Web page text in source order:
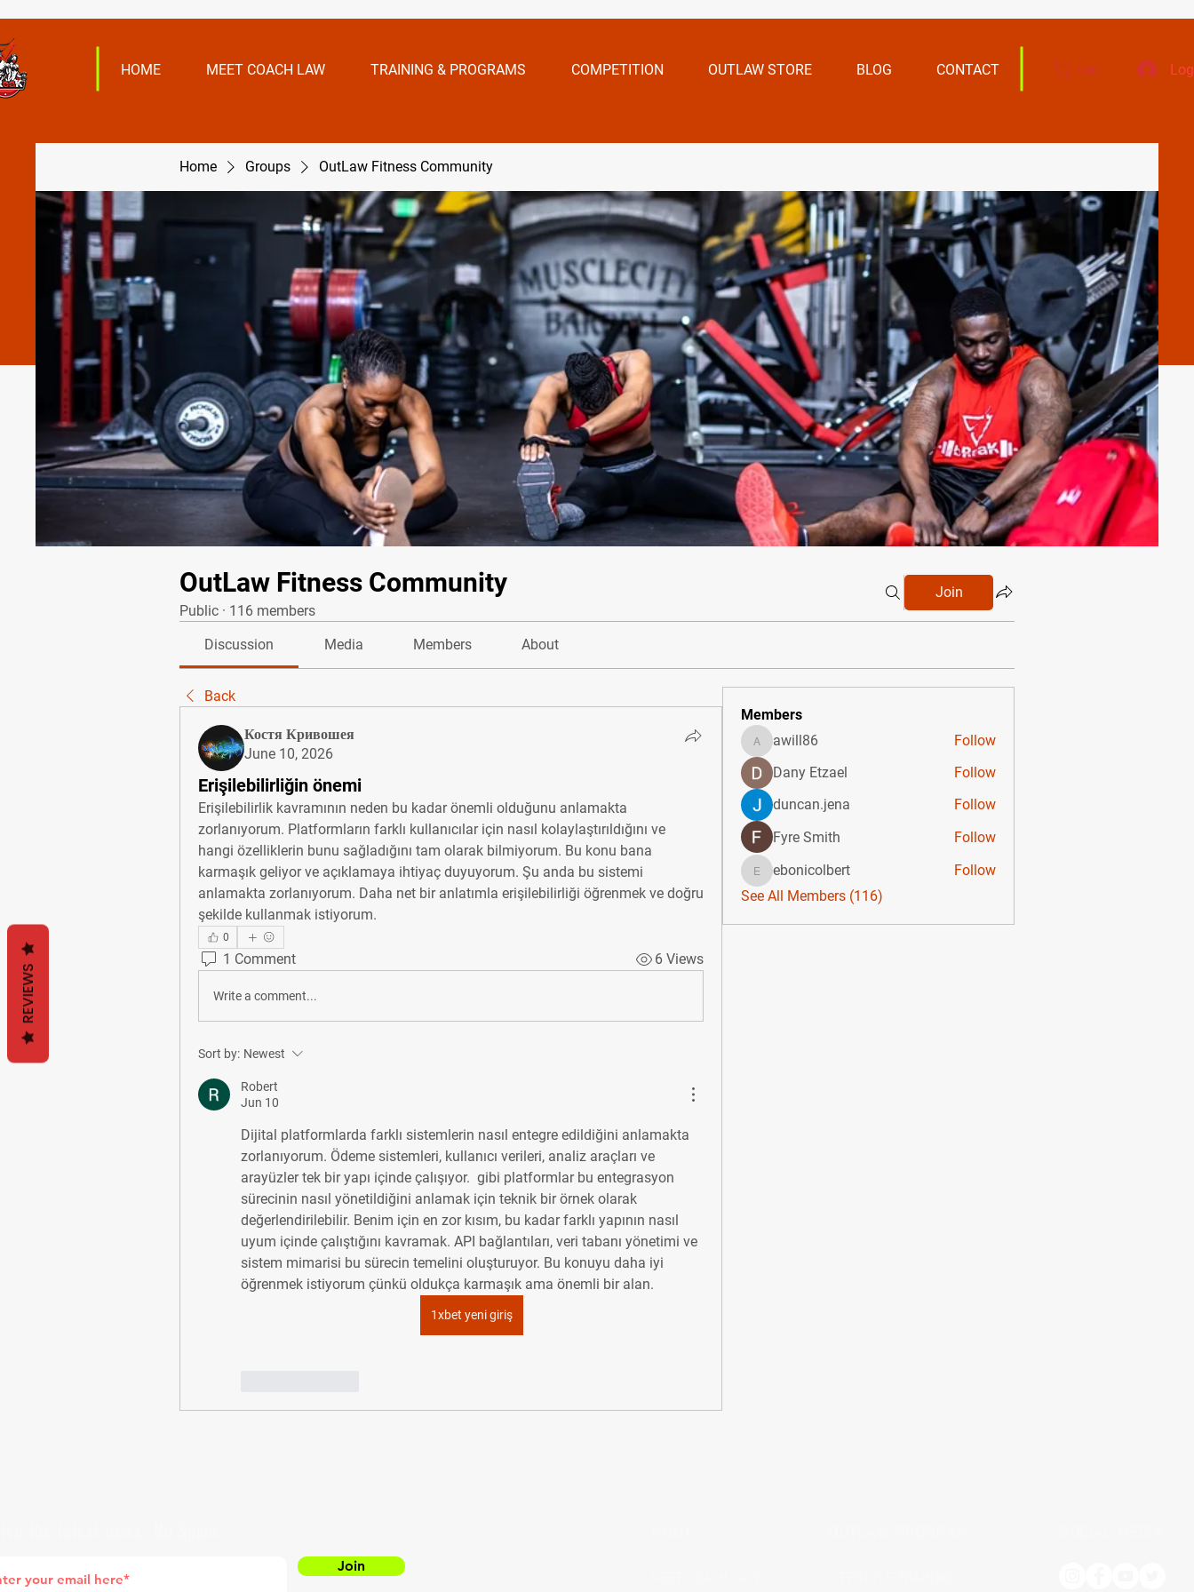
HOME MEET COACH LAW TRAINING & PROGRAMS COMPETITION OUTLAW STORE BLOG CONTACT Cart
Home Groups OutLaw Fitness Community
OutLaw Fitness Community
Public · 116 members
Join
Discussion Media Members About
Back
Костя Кривошея
June 10, 2026
Erişilebilirliğin önemi
Erişilebilirlik kavramının neden bu kadar önemli olduğunu anlamakta
zorlanıyorum. Platformların farklı kullanıcılar için nasıl kolaylaştırıldığını ve
hangi özelliklerin bunu sağladığını tam olarak bilmiyorum. Bu konu bana
karmaşık geliyor ve açıklamaya ihtiyaç duyuyorum. Şu anda bu sistemi
anlamakta zorlanıyorum. Daha net bir anlatımla erişilebilirliği öğrenmek ve doğru
şekilde kullanmak istiyorum.
0
1 Comment 6 Views
Write a comment...
Sort by: Newest
Robert
Jun 10
Dijital platformlarda farklı sistemlerin nasıl entegre edildiğini anlamakta
zorlanıyorum. Ödeme sistemleri, kullanıcı verileri, analiz araçları ve
arayüzler tek bir yapı içinde çalışıyor.  gibi platformlar bu entegrasyon
sürecinin nasıl yönetildiğini anlamak için teknik bir örnek olarak
değerlendirilebilir. Benim için en zor kısım, bu kadar farklı yapının nasıl
uyum içinde çalıştığını kavramak. API bağlantıları, veri tabanı yönetimi ve
sistem mimarisi bu sürecin temelini oluşturuyor. Bu konuyu daha iyi
öğrenmek istiyorum çünkü oldukça karmaşık ama önemli bir alan.
1xbet yeni giriş
Members
awill86
awill86
Follow
Dany Etzael
Follow
duncan.jena
Follow
Fyre Smith
Follow
ebonicolbert
ebonicolbert
Follow
See All Members (116)
Join
REVIEWS